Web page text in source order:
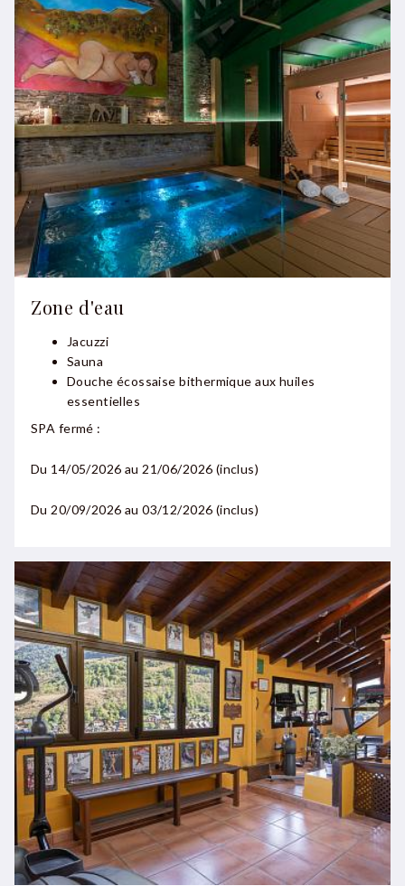
Réflexologie plantaire : 35 € / 30 minutes
Zone d'eau
Jacuzzi
Sauna
Douche écossaise bithermique aux huiles
essentielles
SPA fermé :
Du 14/05/2026 au 21/06/2026 (inclus)
Du 20/09/2026 au 03/12/2026 (inclus)